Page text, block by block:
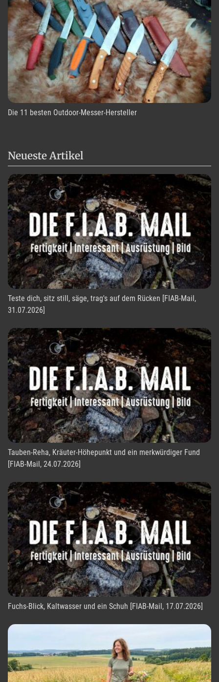
Die 11 besten Outdoor-Messer-Hersteller
Neueste Artikel
Teste dich, sitz still, säge, trag's auf dem Rücken [FIAB-Mail,
31.07.2026]
Tauben-Reha, Kräuter-Höhepunkt und ein merkwürdiger Fund
[FIAB-Mail, 24.07.2026]
Fuchs-Blick, Kaltwasser und ein Schuh [FIAB-Mail, 17.07.2026]